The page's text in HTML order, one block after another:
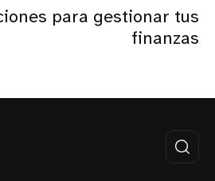
para gestionar tus
finanzas